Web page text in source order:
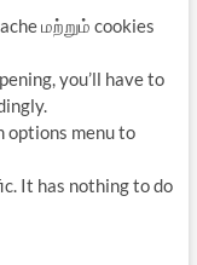
மற்றும் cookies
you’ll have to
options menu to
It has nothing to do